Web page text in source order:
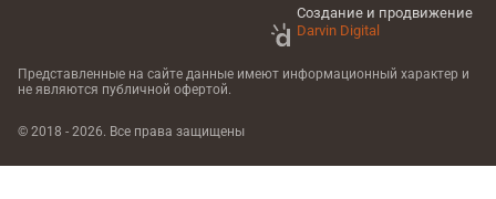
Создание и продвижение
Darvin Digital
Представленные на сайте данные имеют информационный характер и
не являются публичной офертой.
© 2018 - 2026. Все права защищены